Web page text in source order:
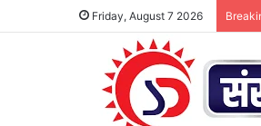
Friday, August 7 2026